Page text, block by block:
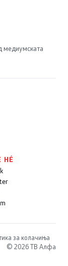
медиумската
НÉ
за колачиња
© 2026 ТВ Алфа